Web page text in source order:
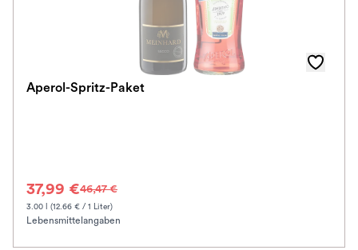
Aperol-Spritz-Paket
37,99 €46,47 €
3.00 l (12.66 € / 1 Liter)
Lebensmittelangaben